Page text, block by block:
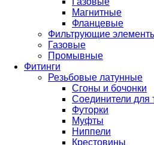
Магнитные
Фланцевые
Фильтрующие
Газовые
Промывные
Фитинги
Резьбовые латунные
Сгоны и бочонки
Соединители для
Футорки
Муфты
Ниппели
Крестовины